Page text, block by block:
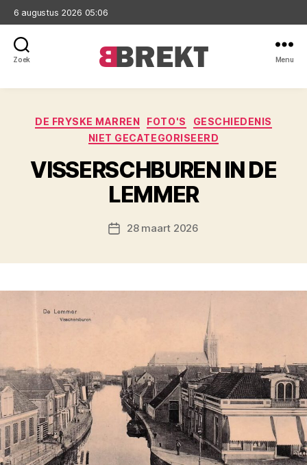
6 augustus 2026 05:06
Zoek Menu
Categorieën
DE FRYSKE MARREN FOTO'S
GESCHIEDENIS
NIET GECATEGORISEERD
VISSERSCHBUREN IN DE
LEMMER
Berichtdatum
28 maart 2026